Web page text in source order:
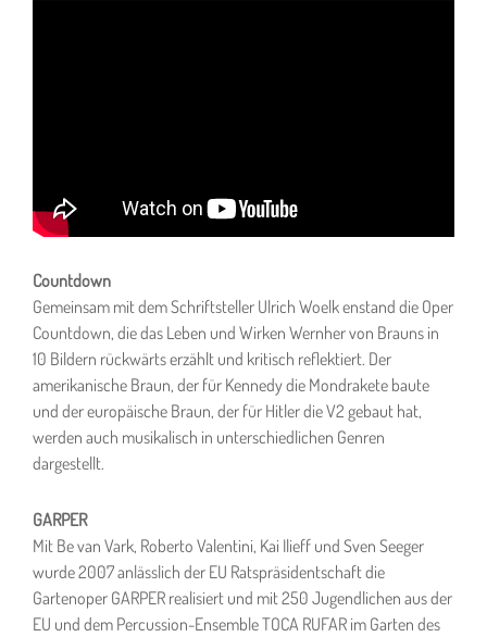
Countdown
Gemeinsam mit dem Schriftsteller Ulrich Woelk enstand die Oper
Countdown, die das Leben und Wirken Wernher von Brauns in
10 Bildern rückwärts erzählt und kritisch reflektiert. Der
amerikanische Braun, der für Kennedy die Mondrakete baute
und der europäische Braun, der für Hitler die V2 gebaut hat,
werden auch musikalisch in unterschiedlichen Genren
dargestellt.
GARPER
Mit Be van Vark, Roberto Valentini, Kai Ilieff und Sven Seeger
wurde 2007 anlässlich der EU Ratspräsidentschaft die
Gartenoper GARPER realisiert und mit 250 Jugendlichen aus der
EU und dem Percussion-Ensemble TOCA RUFAR im Garten des